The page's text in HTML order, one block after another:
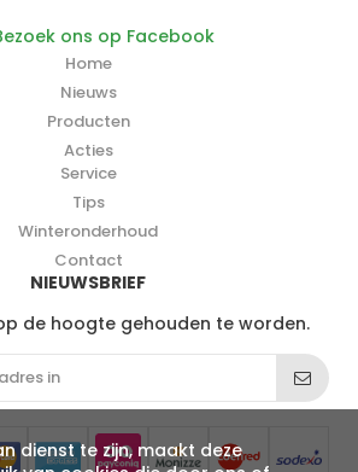
ons op Facebook
Home
Nieuws
Producten
Acties
Service
Tips
Winteronderhoud
Contact
NIEUWSBRIEF
de hoogte gehouden te worden.
dienst te zijn, maakt deze